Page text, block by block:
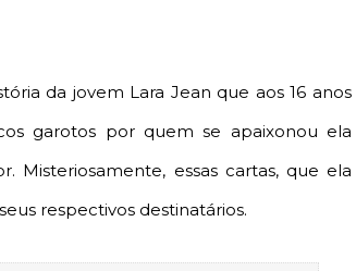
da jovem Lara Jean que aos 16 anos
garotos por quem se apaixonou ela
Misteriosamente, essas cartas, que ela
respectivos destinatários.